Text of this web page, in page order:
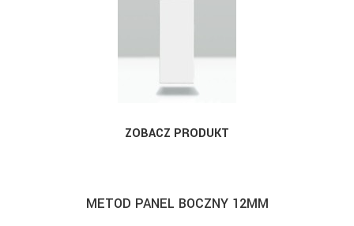
ZOBACZ PRODUKT
METOD PANEL BOCZNY 12MM